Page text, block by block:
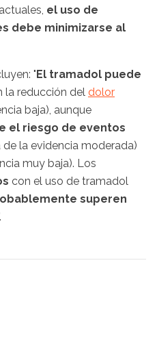
el uso de
debe minimizarse al
" El tramadol puede
la reducción del dolor
baja), aunque
el riesgo de eventos
de la evidencia moderada)
muy baja). Los
con el uso de tramadol
superen